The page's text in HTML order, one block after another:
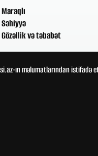
Maraqlı
Səhiyyə
Gözəllik və təbabət
ın məlumatlarından